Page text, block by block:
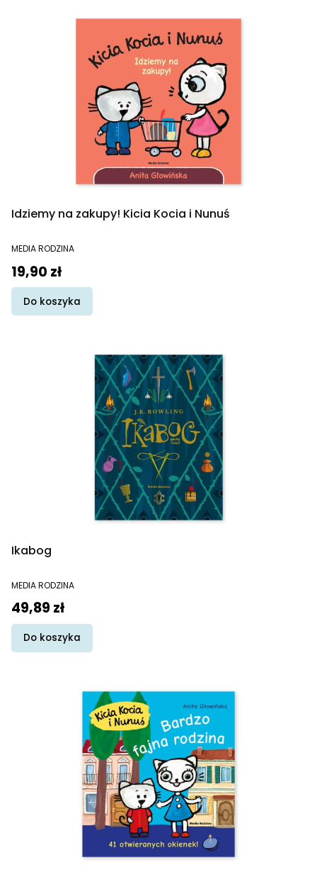
Idziemy na zakupy! Kicia Kocia i Nunuś
PRODUCENT
MEDIA RODZINA
Cena
19,90 zł
Do koszyka
Ikabog
PRODUCENT
MEDIA RODZINA
Cena
49,89 zł
Do koszyka